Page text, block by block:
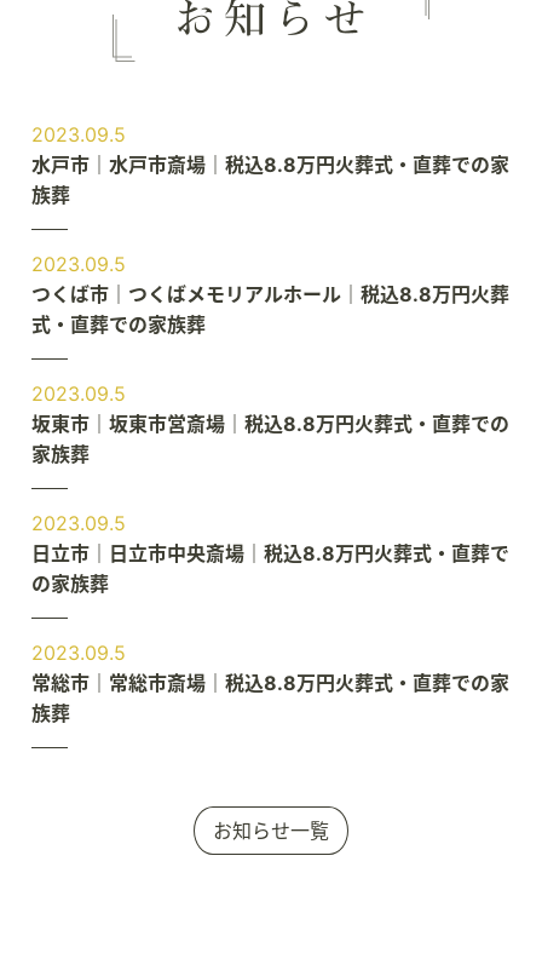
2023.09.5
水戸市｜水戸市斎場｜税込8.8万円火葬式・直葬での家
族葬
2023.09.5
つくば市｜つくばメモリアルホール｜税込8.8万円火葬
式・直葬での家族葬
2023.09.5
坂東市｜坂東市営斎場｜税込8.8万円火葬式・直葬での
家族葬
2023.09.5
日立市｜日立市中央斎場｜税込8.8万円火葬式・直葬で
の家族葬
2023.09.5
常総市｜常総市斎場｜税込8.8万円火葬式・直葬での家
族葬
お知らせ一覧